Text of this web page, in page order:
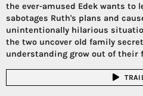
the ever-amused Edek wants to
sabotages Ruth's plans and
unintentionally hilarious
the two uncover old family
understanding grow out of their